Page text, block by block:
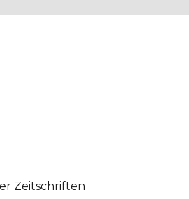
Zeitschriften